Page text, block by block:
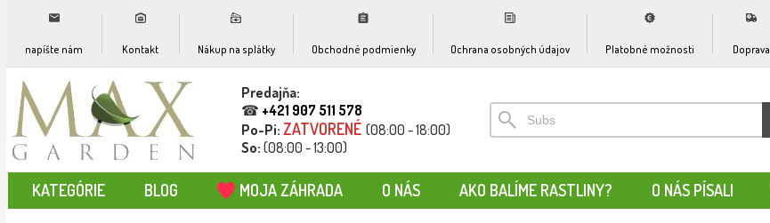
napíšte nám Kontakt Nákup na splátky Obchodné podmienky Ochrana osobných údajov Platobné možnosti Doprava
Predajňa:
☎ +421 907 511 578
Po-Pi: ZATVORENÉ (08:00 - 18:00)
So: (08:00 - 13:00)
KATEGÓRIE BLOG MOJA ZÁHRADA O NÁS AKO BALÍME RASTLINY? O NÁS PÍSALI